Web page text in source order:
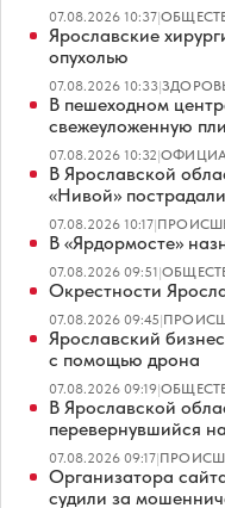
07.08.2026 10:37|
Ярославские
опухолью
07.08.2026 10:33|
В пешеходном
свежеуложенную
07.08.2026 10:32|
В Ярославской
«Нивой»
07.08.2026 10:17|
В «Ярдормосте»
07.08.2026 09:51|
Окрестности
07.08.2026 09:45|
Ярославский
с помощью дрона
07.08.2026 09:19|
В Ярославской
перевернувшийся
07.08.2026 09:17|
Организатора
судили за